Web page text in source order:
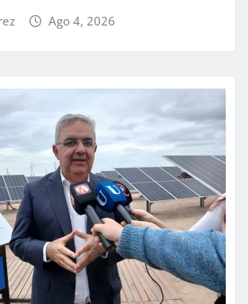
Ago 4, 2026